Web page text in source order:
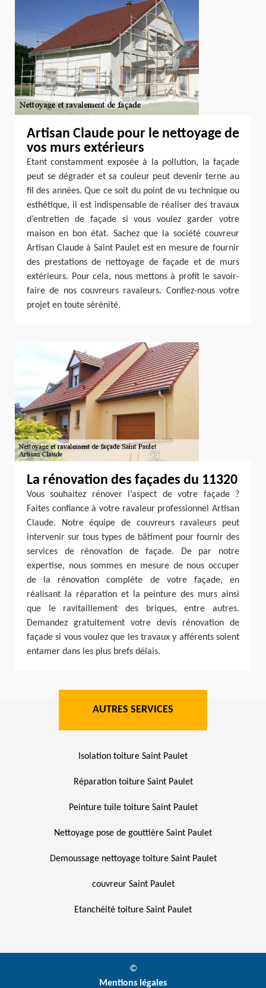
Artisan Claude pour le nettoyage de
vos murs extérieurs
Etant constamment exposée à la pollution, la façade
peut se dégrader et sa couleur peut devenir terne au
fil des années. Que ce soit du point de vu technique ou
esthétique, il est indispensable de réaliser des travaux
d’entretien de façade si vous voulez garder votre
maison en bon état. Sachez que la société couvreur
Artisan Claude à Saint Paulet est en mesure de fournir
des prestations de nettoyage de façade et de murs
extérieurs. Pour cela, nous mettons à profit le savoir-
faire de nos couvreurs ravaleurs. Confiez-nous votre
projet en toute sérénité.
La rénovation des façades du 11320
Vous souhaitez rénover l’aspect de votre façade ?
Faites confiance à votre ravaleur professionnel Artisan
Claude. Notre équipe de couvreurs ravaleurs peut
intervenir sur tous types de bâtiment pour fournir des
services de rénovation de façade. De par notre
expertise, nous sommes en mesure de nous occuper
de la rénovation complète de votre façade, en
réalisant la réparation et la peinture des murs ainsi
que le ravitaillement des briques, entre autres.
Demandez gratuitement votre devis rénovation de
façade si vous voulez que les travaux y afférents soient
entamer dans les plus brefs délais.
AUTRES SERVICES
Isolation toiture Saint Paulet
Réparation toiture Saint Paulet
Peinture tuile toiture Saint Paulet
Nettoyage pose de gouttière Saint Paulet
Demoussage nettoyage toiture Saint Paulet
couvreur Saint Paulet
Etanchéité toiture Saint Paulet
©
Mentions légales